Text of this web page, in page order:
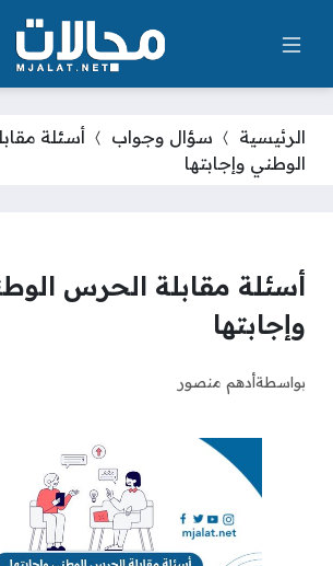
الرئيسية سؤال وجواب
أسئلة
الوطني وإجابتها
أسئلة مقابلة الحرس
وإجابتها
بواسطةأدهم منصور